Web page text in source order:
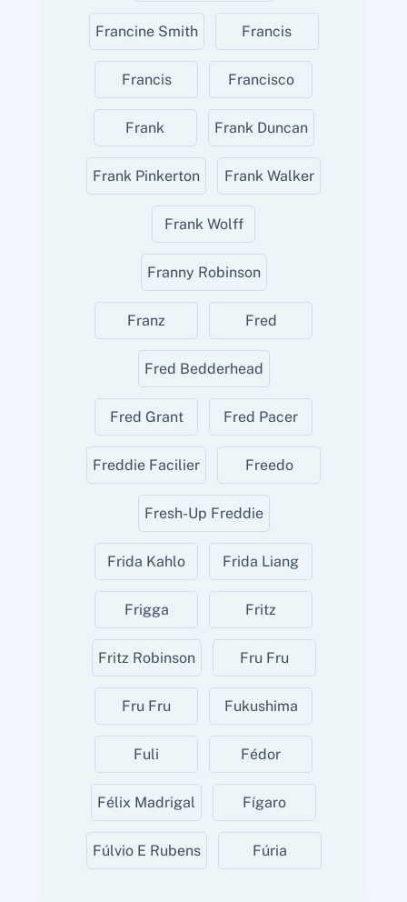
Francine Smith Francis
Francis Francisco
Frank Frank Duncan
Frank Pinkerton Frank Walker
Frank Wolff
Franny Robinson
Franz Fred
Fred Bedderhead
Fred Grant Fred Pacer
Freddie Facilier Freedo
Fresh-Up Freddie
Frida Kahlo Frida Liang
Frigga Fritz
Fritz Robinson Fru Fru
Fru Fru Fukushima
Fuli Fédor
Félix Madrigal Fígaro
Fúlvio E Rubens Fúria